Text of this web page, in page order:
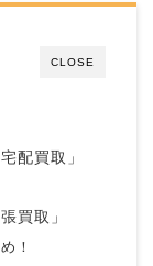
CLOSE
配買取」
買取」
！